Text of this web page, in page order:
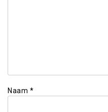
Naam *